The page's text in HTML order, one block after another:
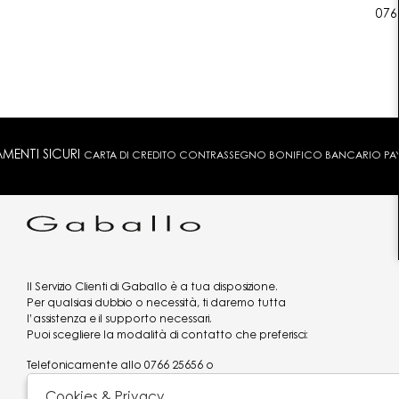
SICURI CARTA DI CREDITO CONTRASSEGNO BONIFICO BANCARIO
Il Servizio Clienti di Gaballo è a tua disposizione.
Per qualsiasi dubbio o necessità, ti daremo tutta
l’assistenza e il supporto necessari.
Puoi scegliere la modalità di contatto che preferisci:
Telefonicamente allo 0766 25656 o